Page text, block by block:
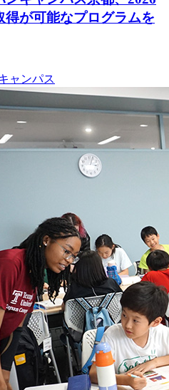
得が可能なプログラムを
ャンパス